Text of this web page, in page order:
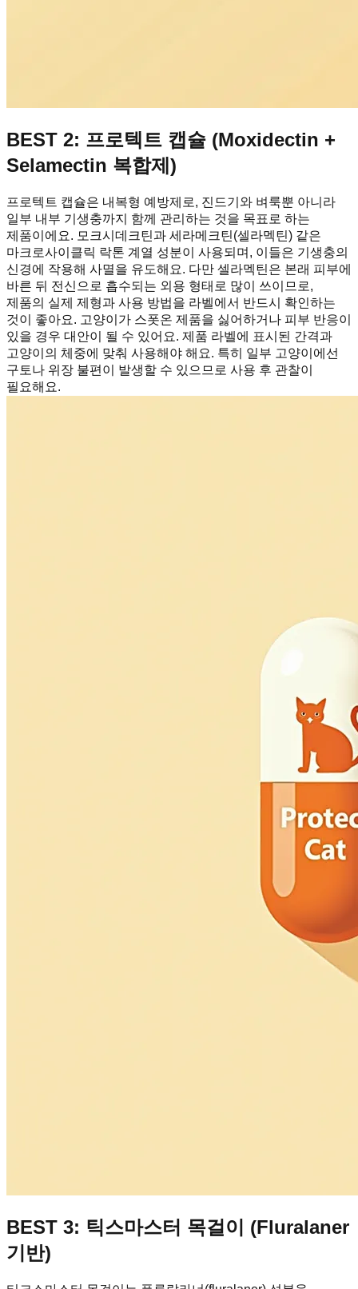
BEST 2: 프로텍트 캡슐 (Moxidectin +
Selamectin 복합제)
프로텍트 캡슐은 내복형 예방제로, 진드기와 벼룩뿐 아니라
일부 내부 기생충까지 함께 관리하는 것을 목표로 하는
제품이에요. 모크시데크틴과 세라메크틴(셀라멕틴) 같은
마크로사이클릭 락톤 계열 성분이 사용되며, 이들은 기생충의
신경에 작용해 사멸을 유도해요. 다만 셀라멕틴은 본래 피부에
바른 뒤 전신으로 흡수되는 외용 형태로 많이 쓰이므로,
제품의 실제 제형과 사용 방법을 라벨에서 반드시 확인하는
것이 좋아요. 고양이가 스폿온 제품을 싫어하거나 피부 반응이
있을 경우 대안이 될 수 있어요. 제품 라벨에 표시된 간격과
고양이의 체중에 맞춰 사용해야 해요. 특히 일부 고양이에선
구토나 위장 불편이 발생할 수 있으므로 사용 후 관찰이
필요해요.
BEST 3: 틱스마스터 목걸이 (Fluralaner
기반)